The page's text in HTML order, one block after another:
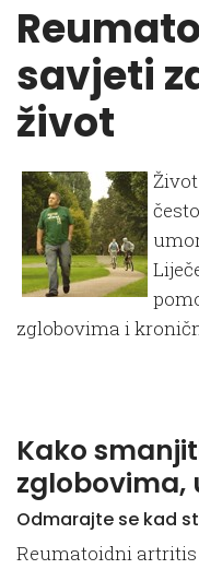
savjeti
život
zglobovima i
Kako
zglobovima,
Odmarajte se kad
Reumatoidni artritis